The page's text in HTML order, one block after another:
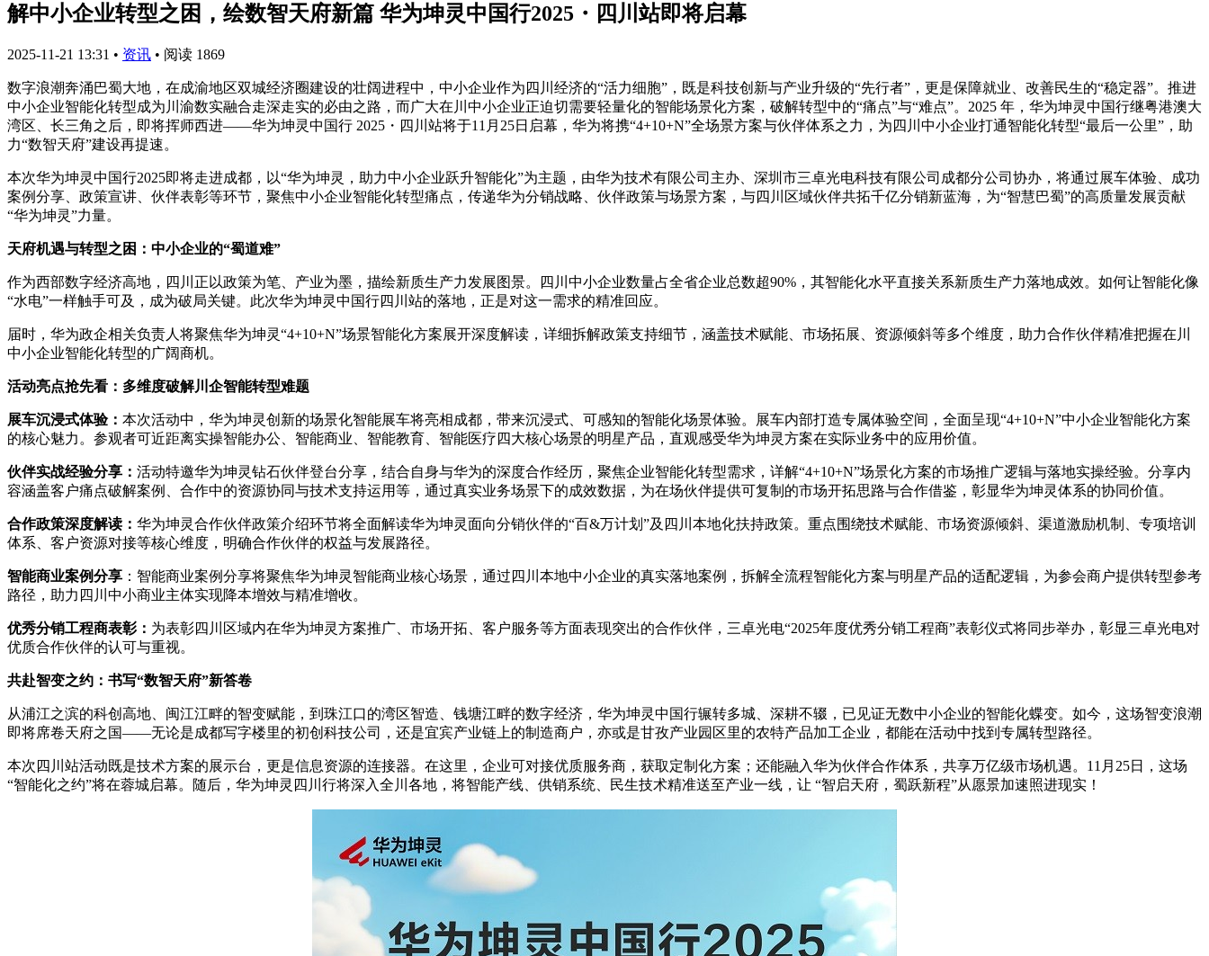
解中小企业转型之困，绘数智天府新篇 华为坤灵中国行2025・四川站即将启幕
2025-11-21 13:31 • 资讯 • 阅读 1869
数字浪潮奔涌巴蜀大地，在成渝地区双城经济圈建设的壮阔进程中，中小企业作为四川经济的“活力细胞”，既是科技创新与产业升级的“先行者”，更是保障就业、改善民生的“稳定器”。推进
中小企业智能化转型成为川渝数实融合走深走实的必由之路，而广大在川中小企业正迫切需要轻量化的智能场景化方案，破解转型中的“痛点”与“难点”。2025 年，华为坤灵中国行继粤港澳大
湾区、长三角之后，即将挥师西进——华为坤灵中国行 2025・四川站将于11月25日启幕，华为将携“4+10+N”全场景方案与伙伴体系之力，为四川中小企业打通智能化转型“最后一公里”，助
力“数智天府”建设再提速。
本次华为坤灵中国行2025即将走进成都，以“华为坤灵，助力中小企业跃升智能化”为主题，由华为技术有限公司主办、深圳市三卓光电科技有限公司成都分公司协办，将通过展车体验、成功
案例分享、政策宣讲、伙伴表彰等环节，聚焦中小企业智能化转型痛点，传递华为分销战略、伙伴政策与场景方案，与四川区域伙伴共拓千亿分销新蓝海，为“智慧巴蜀”的高质量发展贡献
“华为坤灵”力量。
天府机遇与转型之困：中小企业的“蜀道难”
作为西部数字经济高地，四川正以政策为笔、产业为墨，描绘新质生产力发展图景。四川中小企业数量占全省企业总数超90%，其智能化水平直接关系新质生产力落地成效。如何让智能化像
“水电”一样触手可及，成为破局关键。此次华为坤灵中国行四川站的落地，正是对这一需求的精准回应。
届时，华为政企相关负责人将聚焦华为坤灵“4+10+N”场景智能化方案展开深度解读，详细拆解政策支持细节，涵盖技术赋能、市场拓展、资源倾斜等多个维度，助力合作伙伴精准把握在川
中小企业智能化转型的广阔商机。
活动亮点抢先看： 多维度破解川企智能转型难题
展车沉浸式体验： 本次活动中，华为坤灵创新的场景化智能展车将亮相成都，带来沉浸式、可感知的智能化场景体验。展车内部打造专属体验空间，全面呈现“4+10+N”中小企业智能化方案
的核心魅力。参观者可近距离实操智能办公、智能商业、智能教育、智能医疗四大核心场景的明星产品，直观感受华为坤灵方案在实际业务中的应用价值。
伙伴实战经验分享： 活动特邀华为坤灵钻石伙伴登台分享，结合自身与华为的深度合作经历，聚焦企业智能化转型需求，详解“4+10+N”场景化方案的市场推广逻辑与落地实操经验。分享内
容涵盖客户痛点破解案例、合作中的资源协同与技术支持运用等，通过真实业务场景下的成效数据，为在场伙伴提供可复制的市场开拓思路与合作借鉴，彰显华为坤灵体系的协同价值。
合作政策深度解读： 华为坤灵合作伙伴政策介绍环节将全面解读华为坤灵面向分销伙伴的“百&万计划”及四川本地化扶持政策。重点围绕技术赋能、市场资源倾斜、渠道激励机制、专项培训
体系、客户资源对接等核心维度，明确合作伙伴的权益与发展路径。
智能商业案例分享 ：智能商业案例分享将聚焦华为坤灵智能商业核心场景，通过四川本地中小企业的真实落地案例，拆解全流程智能化方案与明星产品的适配逻辑，为参会商户提供转型参考
路径，助力四川中小商业主体实现降本增效与精准增收。
优秀分销工程商表彰： 为表彰四川区域内在华为坤灵方案推广、市场开拓、客户服务等方面表现突出的合作伙伴，三卓光电“2025年度优秀分销工程商”表彰仪式将同步举办，彰显三卓光电对
优质合作伙伴的认可与重视。
共赴智变之约：书写“数智天府”新答卷
从浦江之滨的科创高地、闽江江畔的智变赋能，到珠江口的湾区智造、钱塘江畔的数字经济，华为坤灵中国行辗转多城、深耕不辍，已见证无数中小企业的智能化蝶变。如今，这场智变浪潮
即将席卷天府之国——无论是成都写字楼里的初创科技公司，还是宜宾产业链上的制造商户，亦或是甘孜产业园区里的农特产品加工企业，都能在活动中找到专属转型路径。
本次四川站活动既是技术方案的展示台，更是信息资源的连接器。在这里，企业可对接优质服务商，获取定制化方案；还能融入华为伙伴合作体系，共享万亿级市场机遇。11月25日，这场
“智能化之约”将在蓉城启幕。随后，华为坤灵四川行将深入全川各地，将智能产线、供销系统、民生技术精准送至产业一线，让 “智启天府，蜀跃新程”从愿景加速照进现实！